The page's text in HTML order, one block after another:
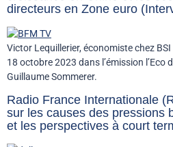
directeurs en Zone euro
Victor Lequillerier, économiste chez
18 octobre 2023 dans l’émission l’Eco
Guillaume Sommerer.
Radio France Internationale
sur les causes des pressions
et les perspectives à court